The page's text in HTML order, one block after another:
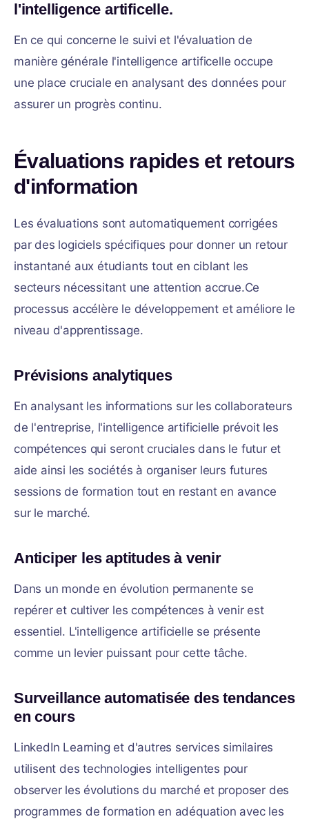
l'intelligence artificelle.
En ce qui concerne le suivi et l'évaluation de
manière générale l'intelligence artificelle occupe
une place cruciale en analysant des données pour
assurer un progrès continu.
Évaluations rapides et retours
d'information
Les évaluations sont automatiquement corrigées
par des logiciels spécifiques pour donner un retour
instantané aux étudiants tout en ciblant les
secteurs nécessitant une attention accrue.Ce
processus accélère le développement et améliore le
niveau d'apprentissage.
Prévisions analytiques
En analysant les informations sur les collaborateurs
de l'entreprise, l'intelligence artificielle prévoit les
compétences qui seront cruciales dans le futur et
aide ainsi les sociétés à organiser leurs futures
sessions de formation tout en restant en avance
sur le marché.
Anticiper les aptitudes à venir
Dans un monde en évolution permanente se
repérer et cultiver les compétences à venir est
essentiel. L'intelligence artificielle se présente
comme un levier puissant pour cette tâche.
Surveillance automatisée des tendances
en cours
LinkedIn Learning et d'autres services similaires
utilisent des technologies intelligentes pour
observer les évolutions du marché et proposer des
programmes de formation en adéquation avec les